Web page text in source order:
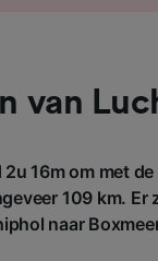
van
16m om met
109 km.
naar